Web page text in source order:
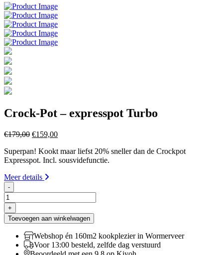
Crock-Pot – expresspot Turbo
€179,00 Oorspronkelijke
was:
€179,00.
€159,00Huidige
is:
€159,00.
Superpan! Kookt maar liefst 20% sneller dan de Crockpot
Expresspot. Incl. sousvidefunctie.
Meer details
-
Crock-
Pot
-
expresspot
+
Toevoegen aan winkelwagen
Webshop én 160m2 kookplezier in Wormerveer
Voor 13:00 besteld, zelfde dag verstuurd